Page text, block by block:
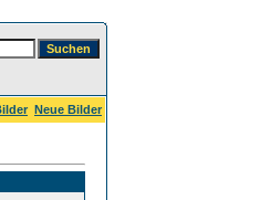
Neue Bilder